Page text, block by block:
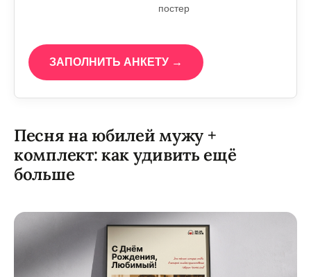
постер
ЗАПОЛНИТЬ АНКЕТУ →
Песня на юбилей мужу +
комплект: как удивить ещё
больше